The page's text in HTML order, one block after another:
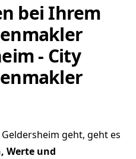
bei Ihrem
- City
geht, geht es
Werte und